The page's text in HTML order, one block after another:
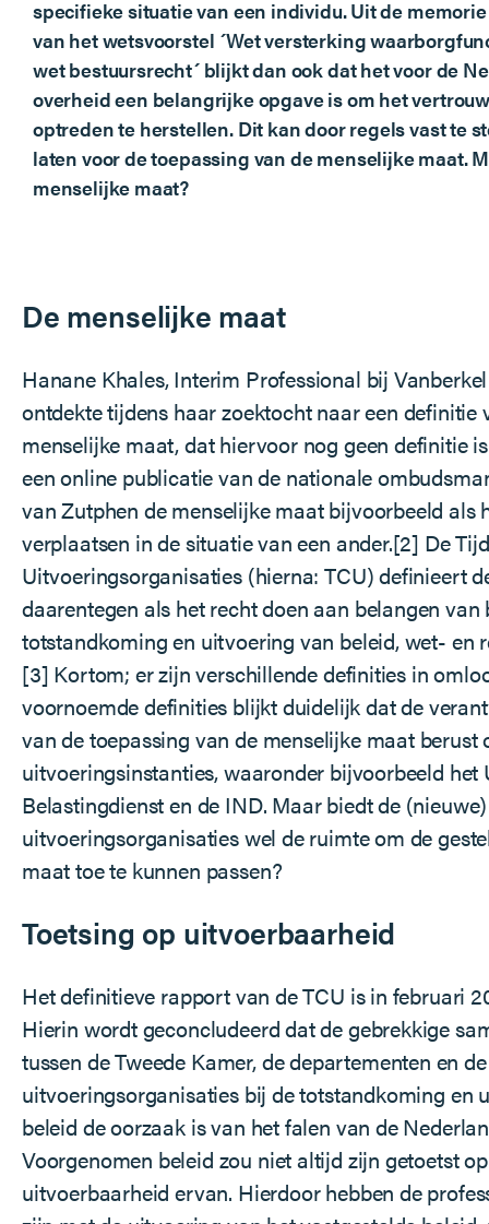
specifieke situatie van een individu. Uit de
van het wetsvoorstel ´Wet versterking
wet bestuursrecht´ blijkt dan ook dat het voor de
overheid een belangrijke opgave is om het
optreden te herstellen. Dit kan door regels vast te
laten voor de toepassing van de menselijke maat.
menselijke maat?
De menselijke maat
Hanane Khales, Interim Professional bij
ontdekte tijdens haar zoektocht naar een definitie
menselijke maat, dat hiervoor nog geen definitie
een online publicatie van de nationale
van Zutphen de menselijke maat bijvoorbeeld als
verplaatsen in de situatie van een ander.[2] De
Uitvoeringsorganisaties (hierna: TCU) definieert
daarentegen als het recht doen aan belangen van
totstandkoming en uitvoering van beleid, wet- en
[3] Kortom; er zijn verschillende definities in
voornoemde definities blijkt duidelijk dat de
van de toepassing van de menselijke maat berust
uitvoeringsinstanties, waaronder bijvoorbeeld het
Belastingdienst en de IND. Maar biedt de
uitvoeringsorganisaties wel de ruimte om de
maat toe te kunnen passen?
Toetsing op uitvoerbaarheid
Het definitieve rapport van de TCU is in februari
Hierin wordt geconcludeerd dat de gebrekkige
tussen de Tweede Kamer, de departementen en de
uitvoeringsorganisaties bij de totstandkoming en
beleid de oorzaak is van het falen van de
Voorgenomen beleid zou niet altijd zijn getoetst
uitvoerbaarheid ervan. Hierdoor hebben de